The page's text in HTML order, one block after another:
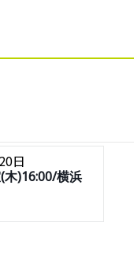
日
木)16:00/横浜